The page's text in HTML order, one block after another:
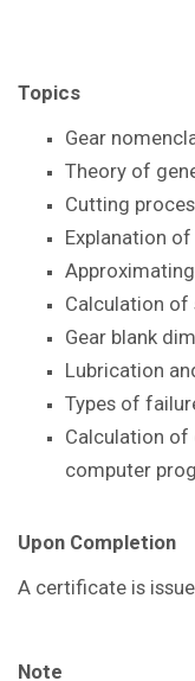
Topics
Gear
Theory of
Cutting
Explanation
Calculation of
Gear blank
Lubrication
Types of
Calculation of
computer
Upon Completion
A certificate is
Note